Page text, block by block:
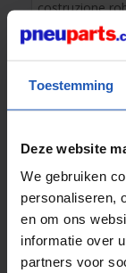
Toestemming
Deze website
We gebruiken
personaliseren,
en om ons
informatie over
partners voor
costruzione
offrono
produttivi
Lunga
Le valvole 3/2